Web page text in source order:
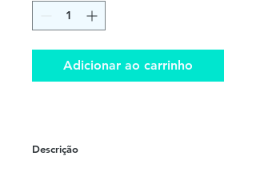
Adicionar ao carrinho
Descrição